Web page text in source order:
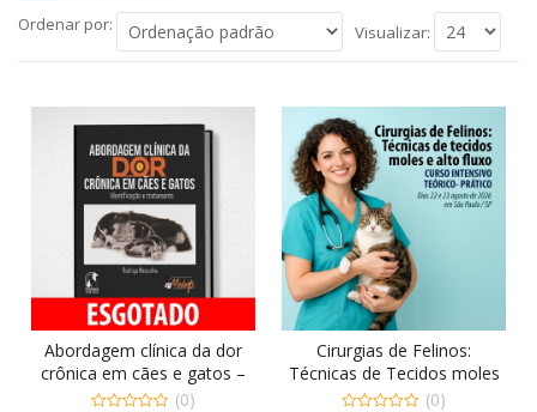
Ordenar por: Visualizar:
Abordagem clínica da dor
crônica em cães e gatos –
Identificação e tratamento
(0)
Cirurgias de Felinos:
Técnicas de Tecidos moles
e alto fluxo – CURSO
(0)